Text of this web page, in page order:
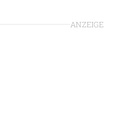
ANZEIGE